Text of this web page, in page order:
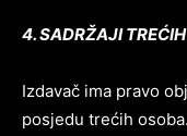
4. SADRŽAJI
Izdavač ima pravo
posjedu trećih